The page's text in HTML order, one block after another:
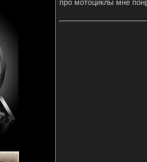
про мотоциклы мне